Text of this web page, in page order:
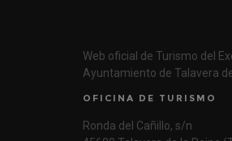
Web oficial de Turismo del
Ayuntamiento de Talavera
OFICINA DE TURISMO
Ronda del Cañillo, s/n